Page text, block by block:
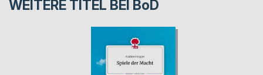
WEITERE TITEL BEI BoD